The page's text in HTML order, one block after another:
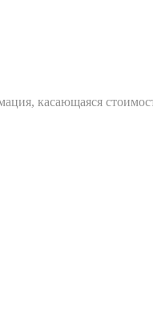
касающаяся